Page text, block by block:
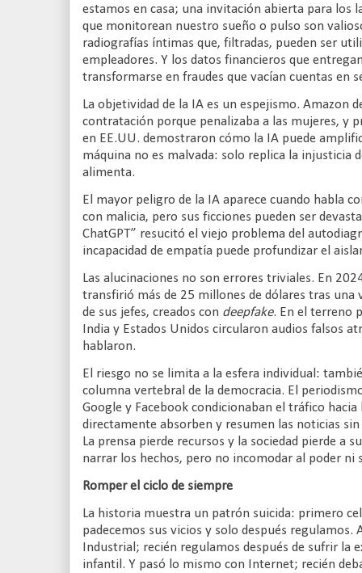
estamos en casa; una invitación abierta para los
que monitorean nuestro sueño o pulso son
radiografías íntimas que, filtradas, pueden ser
empleadores. Y los datos financieros que
transformarse en fraudes que vacían cuentas en
La objetividad de la IA es un espejismo. Amazon
contratación porque penalizaba a las mujeres, y
en EE.UU. demostraron cómo la IA puede
máquina no es malvada: solo replica la injusticia
alimenta.
El mayor peligro de la IA aparece cuando habla
con malicia, pero sus ficciones pueden ser
ChatGPT” resucitó el viejo problema del
incapacidad de empatía puede profundizar el
Las alucinaciones no son errores triviales. En
transfirió más de 25 millones de dólares tras una
de sus jefes, creados con deepfake. En el terreno
India y Estados Unidos circularon audios falsos
hablaron.
El riesgo no se limita a la esfera individual:
columna vertebral de la democracia. El
Google y Facebook condicionaban el tráfico
directamente absorben y resumen las noticias
La prensa pierde recursos y la sociedad pierde a
narrar los hechos, pero no incomodar al poder
Romper el ciclo de siempre
La historia muestra un patrón suicida: primero
padecemos sus vicios y solo después regulamos.
Industrial; recién regulamos después de sufrir la
infantil. Y pasó lo mismo con Internet; recién